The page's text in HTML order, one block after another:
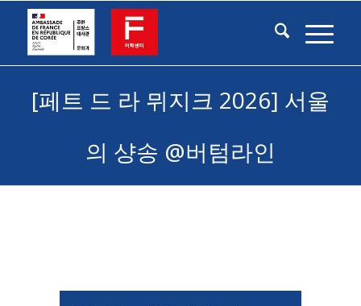
[페트 드 라 뮈지크 2026] 서울
의 샹송 @버텀라인